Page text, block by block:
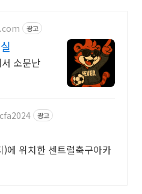
광고
소문난
광고
에 위치한 센트럴축구아카